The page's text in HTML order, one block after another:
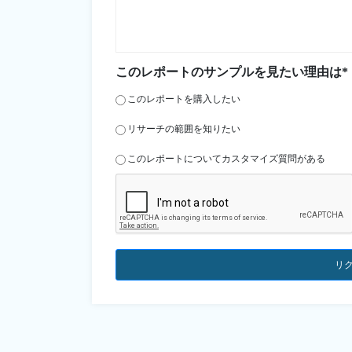
このレポートのサンプルを見たい理由は*
このレポートを購入したい
リサーチの範囲を知りたい
このレポートについてカスタマイズ質問がある
リ